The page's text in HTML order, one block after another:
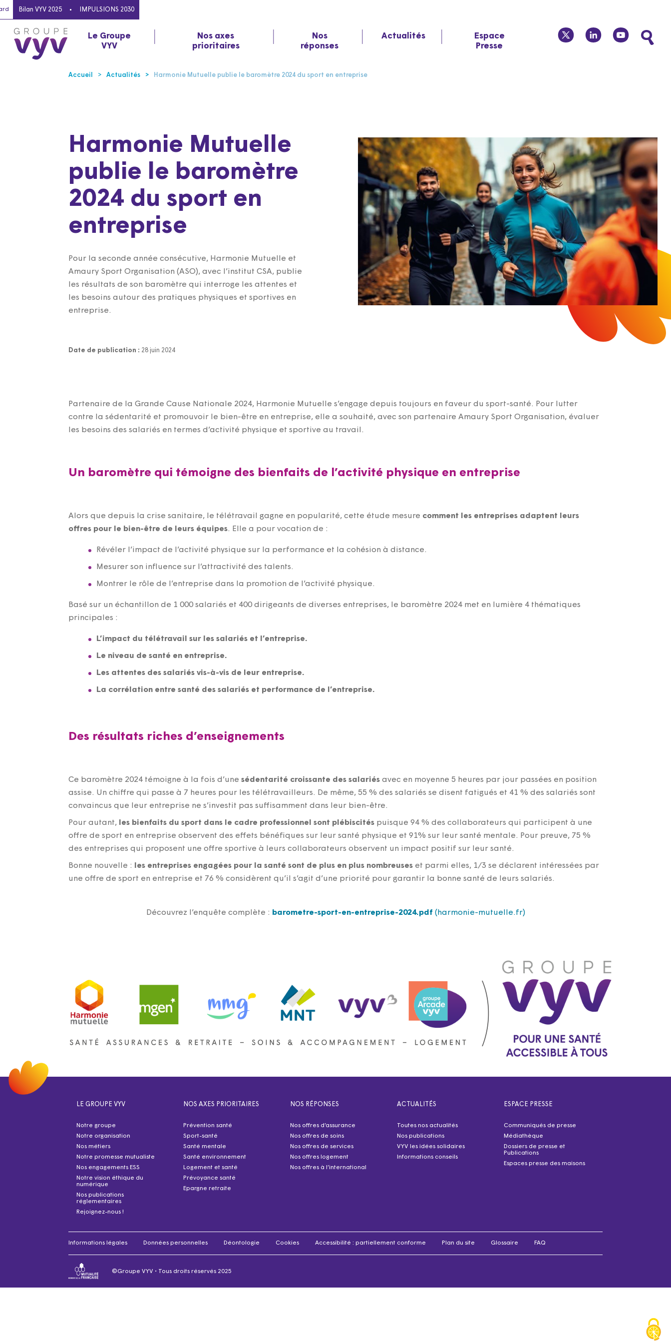
Bilan VYV 2025 IMPULSIONS 2030
Le Groupe
VYV
Nos axes
prioritaires
Nos
réponses
Actualités
Espace
Presse
twitter linkedin youtube
Accueil Actualités Harmonie Mutuelle publie le baromètre 2024 du sport en entreprise
Harmonie Mutuelle
publie le baromètre
2024 du sport en
entreprise
Pour la seconde année consécutive, Harmonie Mutuelle et
Amaury Sport Organisation (ASO), avec l’institut CSA, publie
les résultats de son baromètre qui interroge les attentes et
les besoins autour des pratiques physiques et sportives en
entreprise.
Date de publication : 28 juin 2024
Partenaire de la Grande Cause Nationale 2024, Harmonie Mutuelle s’engage depuis toujours en faveur du sport-santé. Pour lutter
contre la sédentarité et promouvoir le bien-être en entreprise, elle a souhaité, avec son partenaire Amaury Sport Organisation, évaluer
les besoins des salariés en termes d’activité physique et sportive au travail.
Un baromètre qui témoigne des bienfaits de l’activité physique en entreprise
Alors que depuis la crise sanitaire, le télétravail gagne en popularité, cette étude mesure comment les entreprises adaptent leurs
offres pour le bien-être de leurs équipes. Elle a pour vocation de :
Révéler l’impact de l’activité physique sur la performance et la cohésion à distance.
Mesurer son influence sur l’attractivité des talents.
Montrer le rôle de l’entreprise dans la promotion de l’activité physique.
Basé sur un échantillon de 1 000 salariés et 400 dirigeants de diverses entreprises, le baromètre 2024 met en lumière 4 thématiques
principales :
L’impact du télétravail sur les salariés et l’entreprise.
Le niveau de santé en entreprise.
Les attentes des salariés vis-à-vis de leur entreprise.
La corrélation entre santé des salariés et performance de l’entreprise.
Des résultats riches d’enseignements
Ce baromètre 2024 témoigne à la fois d’une sédentarité croissante des salariés avec en moyenne 5 heures par jour passées en position
assise. Un chiffre qui passe à 7 heures pour les télétravailleurs. De même, 55 % des salariés se disent fatigués et 41 % des salariés sont
convaincus que leur entreprise ne s’investit pas suffisamment dans leur bien-être.
Pour autant, les bienfaits du sport dans le cadre professionnel sont plébiscités puisque 94 % des collaborateurs qui participent à une
offre de sport en entreprise observent des effets bénéfiques sur leur santé physique et 91% sur leur santé mentale. Pour preuve, 75 %
des entreprises qui proposent une offre sportive à leurs collaborateurs observent un impact positif sur leur santé.
Bonne nouvelle : les entreprises engagées pour la santé sont de plus en plus nombreuses et parmi elles, 1/3 se déclarent intéressées par
une offre de sport en entreprise et 76 % considèrent qu’il s’agit d’une priorité pour garantir la bonne santé de leurs salariés.
Découvrez l’enquête complète : barometre-sport-en-entreprise-2024.pdf (harmonie-mutuelle.fr)
LE GROUPE VYV
Notre groupe
Notre organisation
Nos métiers
Notre promesse mutualiste
Nos engagements ESS
Notre vision éthique du
numérique
Nos publications
réglementaires
Rejoignez-nous !
NOS AXES PRIORITAIRES
Prévention santé
Sport-santé
Santé mentale
Santé environnement
Logement et santé
Prévoyance santé
Epargne retraite
NOS RÉPONSES
Nos offres d’assurance
Nos offres de soins
Nos offres de services
Nos offres logement
Nos offres à l’international
ACTUALITÉS
Toutes nos actualités
Nos publications
VYV les idées solidaires
Informations conseils
ESPACE PRESSE
Communiqués de presse
Médiathèque
Dossiers de presse et
Publications
Espaces presse des maisons
Informations légales Données personnelles Déontologie Cookies Accessibilité : partiellement conforme Plan du site Glossaire FAQ
©Groupe VYV • Tous droits réservés 2025